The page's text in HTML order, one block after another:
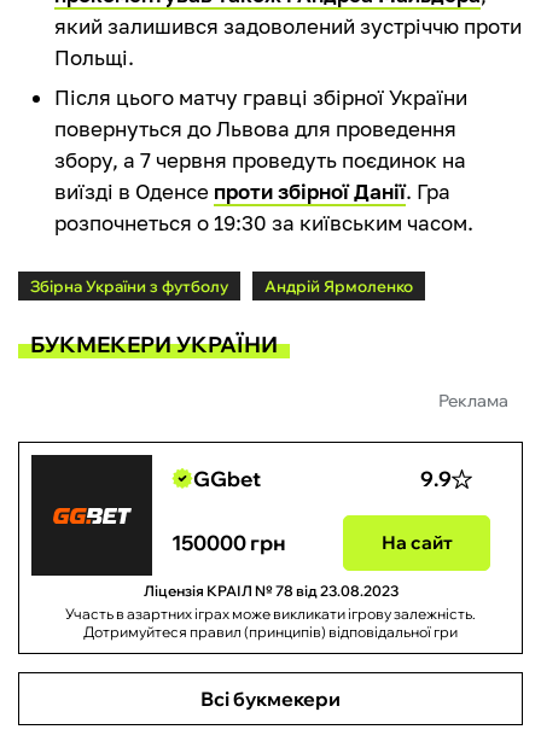
який залишився задоволений зустріччю проти
Польщі.
Після цього матчу гравці збірної України
повернуться до Львова для проведення
збору, а 7 червня проведуть поєдинок на
виїзді в Оденсе проти збірної Данії. Гра
розпочнеться о 19:30 за київським часом.
Збірна України з футболу Андрій Ярмоленко
БУКМЕКЕРИ УКРАЇНИ
Реклама
GGbet 9.9
150000 грн На сайт
Ліцензія КРАІЛ № 78 від 23.08.2023
Участь в азартних іграх може викликати ігрову залежність.
Дотримуйтеся правил (принципів) відповідальної гри
Всі букмекери